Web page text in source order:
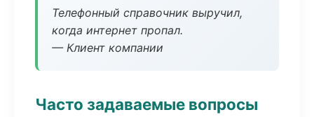
Телефонный справочник выручил,
когда интернет пропал.
— Клиент компании
Часто задаваемые вопросы